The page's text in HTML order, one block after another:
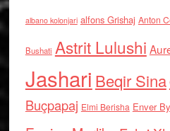
albano kolonjari alfons Grishaj Anton
Bushati Astrit Lulushi
Jashari Beqir Sina
Buçpapaj Elmi Berisha Enver